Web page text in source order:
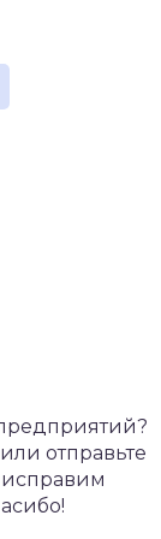
отправьте